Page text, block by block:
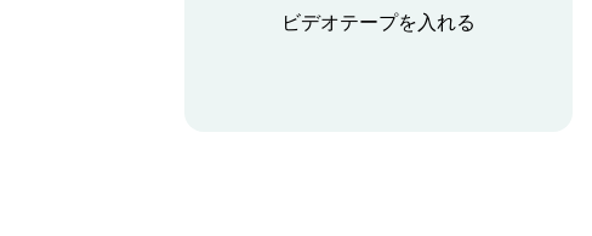
ビデオテープを入れる